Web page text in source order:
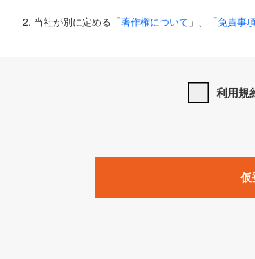
2. 当社が別に定める「著作権について 」、「免責事
は、本規約の規定が優先して適用されるものとします
1. 「本サービス」とは、当社が提供する以下のサー
みます）及びこれらサービスに関連して当社が実施
「SEBook」「SEShop」「CodeZine」「
利用規
仮